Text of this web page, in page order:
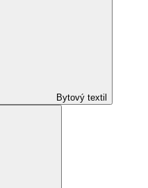
Bytový textil